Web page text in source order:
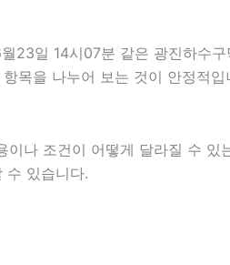
23일 14시07분 같은 광진하수
목을 나누어 보는 것이 안정적입
나 조건이 어떻게 달라질 수
수 있습니다.